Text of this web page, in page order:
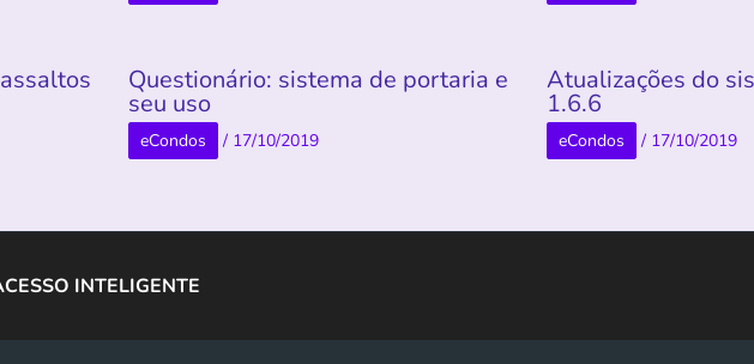
Questionário: sistema de portaria e
seu uso
eCondos / 17/10/2019
Atualizações do
1.6.6
eCondos / 17/10/2019
INTELIGENTE